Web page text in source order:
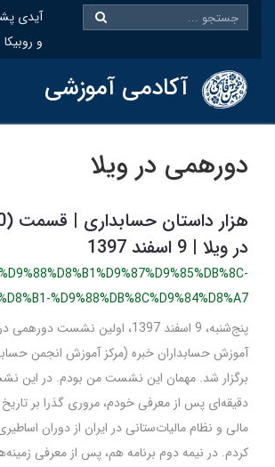
و روبیکا
آکادمی آموزشی
دورهمی در ویلا
در ویلا | 9 اسفند 1397
%D9%88%DB%8C%D9%84%D8%A7
پنج‌شنبه، 9 اسفند 1397، اولین نشست
آموزش حسابداران خبره (مرکز آموزش انجمن
دقیقه‌ای پس از معرفی خودم، مروری گذرا بر تاریخ
مالی و نظام مالیات‌ستانی در ایران از دوران اساطیری
کردم. در نیمه دوم برنامه هم، پس از معرفی